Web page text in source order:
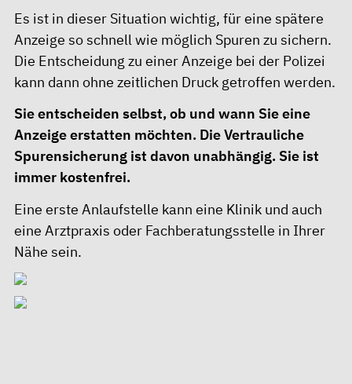
Es ist in dieser Situation wichtig, für eine spätere
Anzeige so schnell wie möglich Spuren zu sichern.
Die Entscheidung zu einer Anzeige bei der Polizei
kann dann ohne zeitlichen Druck getroffen werden.
Sie entscheiden selbst, ob und wann Sie eine
Anzeige erstatten möchten. Die Vertrauliche
Spurensicherung ist davon unabhängig. Sie ist
immer kostenfrei.
Eine erste Anlaufstelle kann eine Klinik und auch
eine Arztpraxis oder Fachberatungsstelle in Ihrer
Nähe sein.